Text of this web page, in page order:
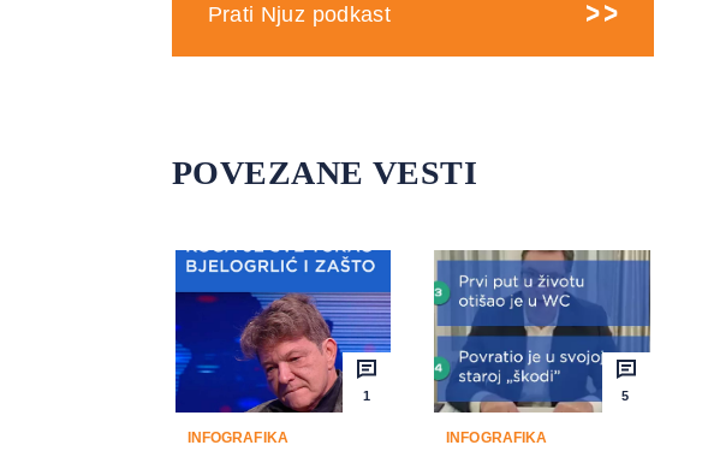
Prati Njuz podkast
POVEZANE VESTI
1
INFOGRAFIKA
5
INFOGRAFIKA